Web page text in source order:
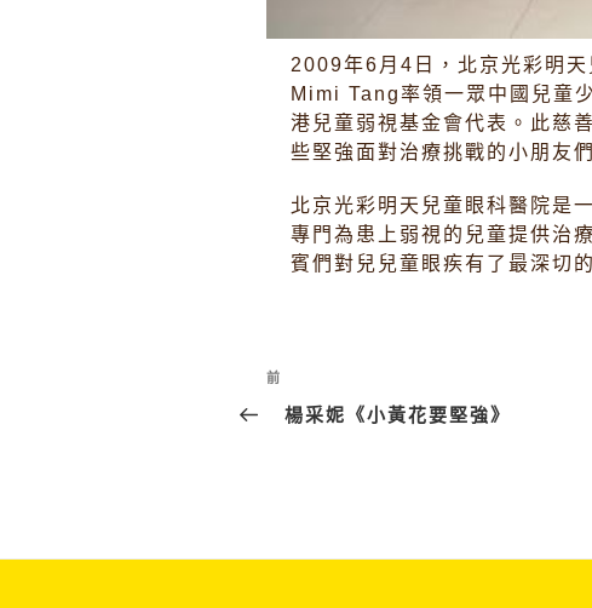
2009年6月4日，北京光彩明
Mimi Tang率領一眾中國兒童
港兒童弱視基金會代表。此慈
些堅強面對治療挑戰的小朋友們
北京光彩明天兒童眼科醫院是
專門為患上弱視的兒童提供治
賓們對兒兒童眼疾有了最深切
Post
navigation
上
一
前
楊采妮《小黃花要堅強》